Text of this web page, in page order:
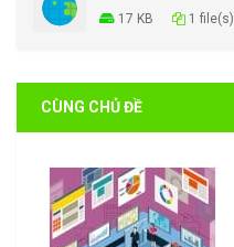
17 KB 1 file(s)
CÙNG CHỦ ĐỀ